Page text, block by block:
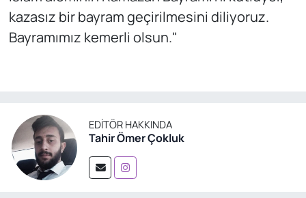
kazasız bir bayram geçirilmesini diliyoruz.
Bayramımız kemerli olsun."
EDITÖR HAKKINDA
Tahir Ömer Çokluk